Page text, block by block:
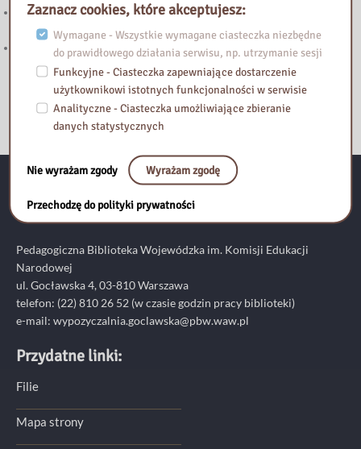
„Halo! Tu Mazowsze” – podcast Samorządu Województwa
Mazowieckiego
Zapraszamy do lektury nowego wpisu na blogu Biblioteka Vintage!
Kontakt:
Pedagogiczna Biblioteka Wojewódzka im. Komisji Edukacji
Narodowej
ul. Gocławska 4, 03-810 Warszawa
telefon: (22) 810 26 52 (w czasie godzin pracy biblioteki)
e-mail: wypozyczalnia.goclawska@pbw.waw.pl
Przydatne linki:
Filie
Mapa strony
Zaznacz cookies, które akceptujesz:
Wymagane - Wszystkie wymagane ciasteczka niezbędne
do prawidłowego działania serwisu, np. utrzymanie sesji
Funkcyjne - Ciasteczka zapewniające dostarczenie
użytkownikowi istotnych funkcjonalności w serwisie
Analityczne - Ciasteczka umożliwiające zbieranie
danych statystycznych
Nie wyrażam zgody Wyrażam zgodę
Przechodzę do polityki prywatności